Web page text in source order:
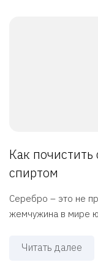
Как
спиртом
Серебро – это не
жемчужина в мире
Читать далее